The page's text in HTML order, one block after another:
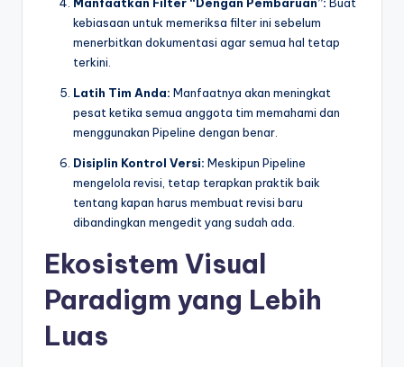
Manfaatkan Filter “Dengan Pembaruan”: Buat
kebiasaan untuk memeriksa filter ini sebelum
menerbitkan dokumentasi agar semua hal tetap
terkini.
Latih Tim Anda: Manfaatnya akan meningkat
pesat ketika semua anggota tim memahami dan
menggunakan Pipeline dengan benar.
Disiplin Kontrol Versi: Meskipun Pipeline
mengelola revisi, tetap terapkan praktik baik
tentang kapan harus membuat revisi baru
dibandingkan mengedit yang sudah ada.
Ekosistem Visual
Paradigm yang Lebih
Luas